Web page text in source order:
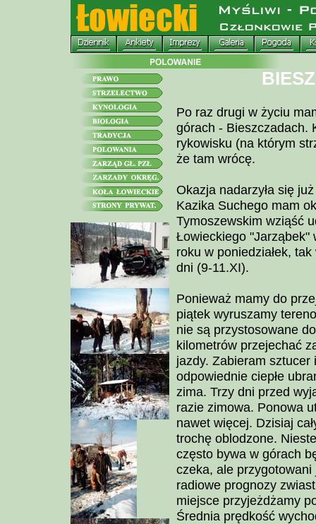
Po raz drugi w życiu
górach - Bieszczadach.
rykowisku (na którym
że tam wrócę.
Okazja nadarzyła się
Kazika Suchego mam
Tymoszewskim wziąść
Łowieckiego "Jarząbek"
roku w poniedziałek,
dni (9-11.XI).
Ponieważ mamy do
piątek wyruszamy
nie są przystosowane
kilometrów przejechać
jazdy. Zabieram
odpowiednie ciepłe
zima. Trzy dni przed
razie zimowa. Ponowa
nawet więcej. Dzisiaj
trochę oblodzone.
często bywa w górach
czeka, ale
radiowe prognozy
miejsce przyjeżdżamy
Średnia prędkość